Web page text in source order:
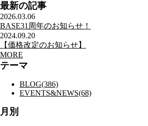
最新の記事
2026.03.06
BASE31周年のお知らせ！
2024.09.20
【価格改定のお知らせ】
MORE
テーマ
BLOG(386)
EVENTS&NEWS(68)
月別